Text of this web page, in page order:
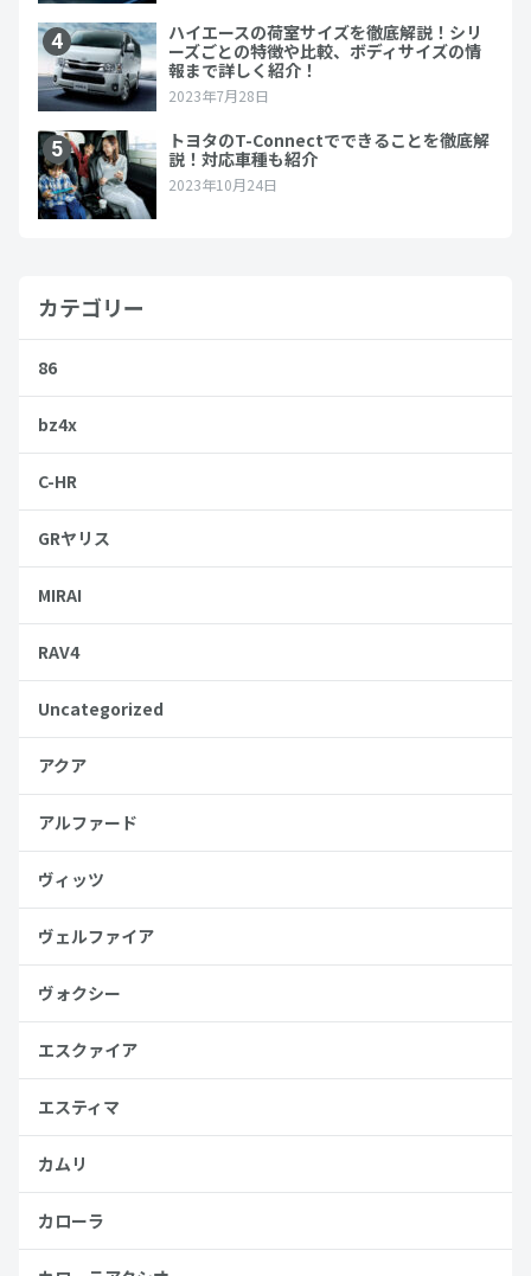
カテゴリー
86
bz4x
C-HR
GRヤリス
MIRAI
RAV4
Uncategorized
アクア
アルファード
ヴィッツ
ヴェルファイア
ヴォクシー
エスクァイア
エスティマ
カムリ
カローラ